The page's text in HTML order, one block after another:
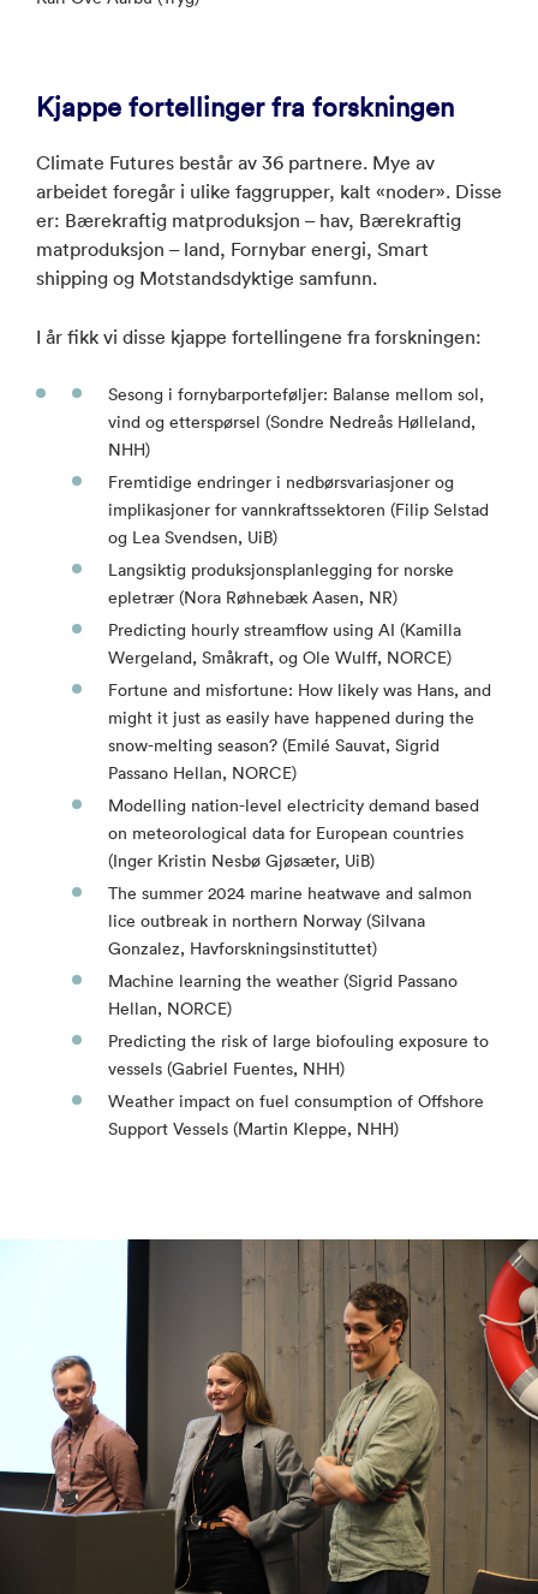
Kjappe fortellinger fra forskningen
Climate Futures består av 36 partnere. Mye av
arbeidet foregår i ulike faggrupper, kalt «noder». Disse
er: Bærekraftig matproduksjon – hav, Bærekraftig
matproduksjon – land, Fornybar energi, Smart
shipping og Motstandsdyktige samfunn.
I år fikk vi disse kjappe fortellingene fra forskningen:
Sesong i fornybarporteføljer: Balanse mellom sol,
vind og etterspørsel (Sondre Nedreås Hølleland,
NHH)
Fremtidige endringer i nedbørsvariasjoner og
implikasjoner for vannkraftssektoren (Filip Selstad
og Lea Svendsen, UiB)
Langsiktig produksjonsplanlegging for norske
epletrær (Nora Røhnebæk Aasen, NR)
Predicting hourly streamflow using AI (Kamilla
Wergeland, Småkraft, og Ole Wulff, NORCE)
Fortune and misfortune: How likely was Hans, and
might it just as easily have happened during the
snow-melting season? (Emilé Sauvat, Sigrid
Passano Hellan, NORCE)
Modelling nation-level electricity demand based
on meteorological data for European countries
(Inger Kristin Nesbø Gjøsæter, UiB)
The summer 2024 marine heatwave and salmon
lice outbreak in northern Norway (Silvana
Gonzalez, Havforskningsinstituttet)
Machine learning the weather (Sigrid Passano
Hellan, NORCE)
Predicting the risk of large biofouling exposure to
vessels (Gabriel Fuentes, NHH)
Weather impact on fuel consumption of Offshore
Support Vessels (Martin Kleppe, NHH)